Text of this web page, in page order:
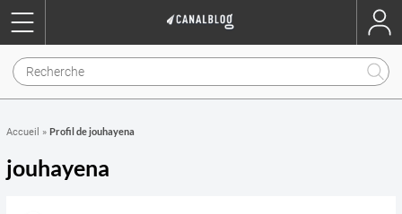
Accueil » Profil de jouhayena
jouhayena